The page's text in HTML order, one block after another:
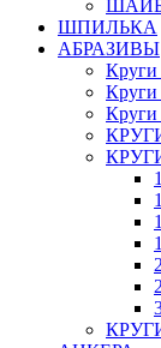
ШПИЛЬКА
АБРАЗИВЫ